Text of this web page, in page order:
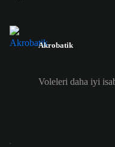
Akrobatik
Voleleri daha iyi